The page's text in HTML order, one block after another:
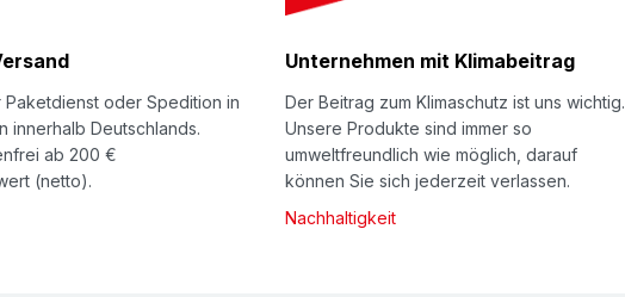
Paketdienst oder Spedition in
innerhalb Deutschlands.
ab 200 €
(netto).
Unternehmen mit Klimabeitrag
Der Beitrag zum Klimaschutz ist uns wichtig.
Unsere Produkte sind immer so
umweltfreundlich wie möglich, darauf
können Sie sich jederzeit verlassen.
Nachhaltigkeit